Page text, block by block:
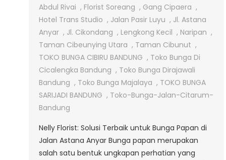
Papan
Di
Jalan
Astana
Anyar
Abdul Rivai , Florist Soreang , Gang Cipaera ,
Hotel Trans Studio , Jalan Pasir Luyu , Jl. Astana
Anyar , Jl. Cikondang , Lengkong Kecil , Naripan ,
Taman Cibeunying Utara , Taman Cibunut ,
TOKO BUNGA CIBIRU BANDUNG , Toko Bunga Di
Cicalengka Bandung , Toko Bunga Dirajawali
Bandung , Toko Bunga Majalaya , TOKO BUNGA
SARIJADI BANDUNG , Toko-Bunga-Jalan-Citarum-
Bandung
Nelly Florist: Solusi Terbaik untuk Bunga Papan di
Jalan Astana Anyar Bunga papan merupakan
salah satu bentuk ungkapan perhatian yang